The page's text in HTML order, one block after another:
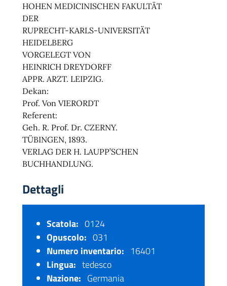
HOHEN MEDICINISCHEN FAKULTÄT
DER
RUPRECHT-KARLS-UNIVERSITÄT
HEIDELBERG
VORGELEGT VON
HEINRICH DREYDORFF
APPR. ARZT. LEIPZIG.
Dekan:
Prof. Von VIERORDT
Referent:
Geh. R. Prof. Dr. CZERNY.
TÜBINGEN, 1893.
VERLAG DER H. LAUPP’SCHEN
BUCHHANDLUNG.
Dettagli
Scatola: 0124
Opuscolo: 031
Numero inventario: 16401
Lingua: tedesco
Nazione: Germania